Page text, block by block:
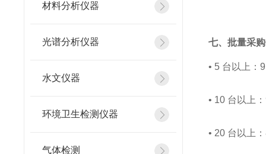
材料分析仪器
光谱分析仪器
水文仪器
环境卫生检测仪器
气体检测
七、批量采
• 5 台以上：
• 10 台以上
• 20 台以上